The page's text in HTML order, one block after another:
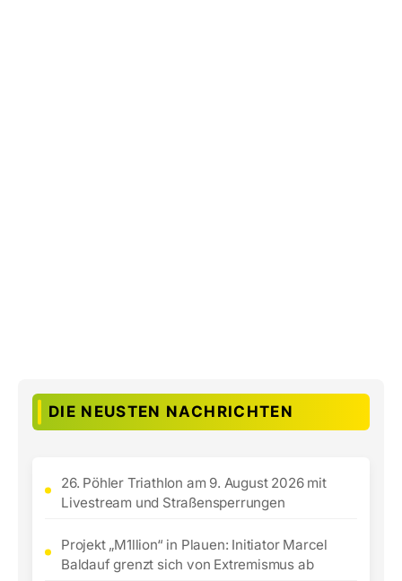
DIE NEUSTEN NACHRICHTEN
26. Pöhler Triathlon am 9. August 2026 mit
Livestream und Straßensperrungen
Projekt „M1llion“ in Plauen: Initiator Marcel
Baldauf grenzt sich von Extremismus ab